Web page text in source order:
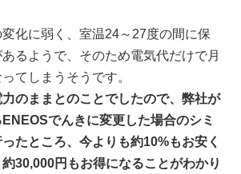
化に弱く、室温24～27度の間に保
るようで、そのため電気代だけで月
てしまうそうです。
のままとのことでしたので、弊社が
でんきに変更した場合のシミ
たところ、今よりも約10%もお安く
30,000円もお得になることがわかり